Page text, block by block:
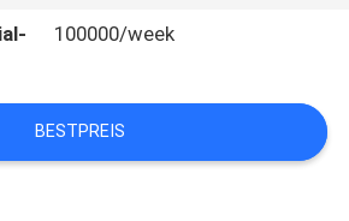
100000/week
BESTPREIS